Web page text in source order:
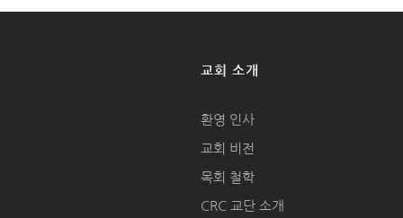
교회 소개
환영 인사
교회 비전
목회 철학
CRC 교단 소개